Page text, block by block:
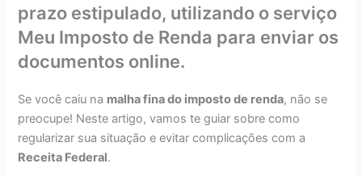
prazo estipulado, utilizando o serviço
Meu Imposto de Renda para enviar os
documentos online.
Se você caiu na malha fina do imposto de renda, não se
preocupe! Neste artigo, vamos te guiar sobre como
regularizar sua situação e evitar complicações com a
Receita Federal.